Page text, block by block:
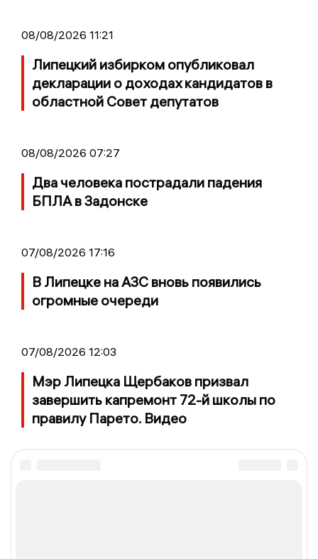
08/08/2026 11:21
Липецкий избирком опубликовал
декларации о доходах кандидатов в
областной Совет депутатов
08/08/2026 07:27
Два человека пострадали падения
БПЛА в Задонске
07/08/2026 17:16
В Липецке на АЗС вновь появились
огромные очереди
07/08/2026 12:03
Мэр Липецка Щербаков призвал
завершить капремонт 72-й школы по
правилу Парето. Видео